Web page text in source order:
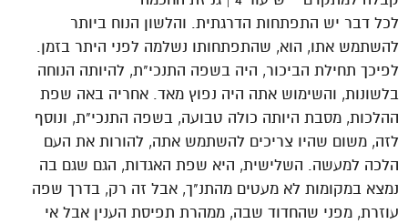
לכל דבר יש התפתחות הדרגתית. והלשון הנוח ביותר
להשתמש אתו, הוא, שהתפתחותו נשלמה לפני היתר בזמן.
לפיכך תחילת הביכור, היה בשפה התנכי"ת, להיותה הנוחה
בלשונות, והשימוש אתה היה נפוץ מאד. אחריה באה שפת
ההלכות, מסבת היותה כולה טבועה, בשפה התנכי"ת, ונוסף
לזה, משום שהיו צריכים להשתמש אתה, להורות את העם
הלכה למעשה. השלישית, היא שפת האגדות, הגם שגם בה
נמצא במקומות לא מעטים מהתנ"ך, אבל זה רק, בדרך שפה
עוזרת, מפני שהחדוד שבה, ממהרת תפיסת הענין אבל אי